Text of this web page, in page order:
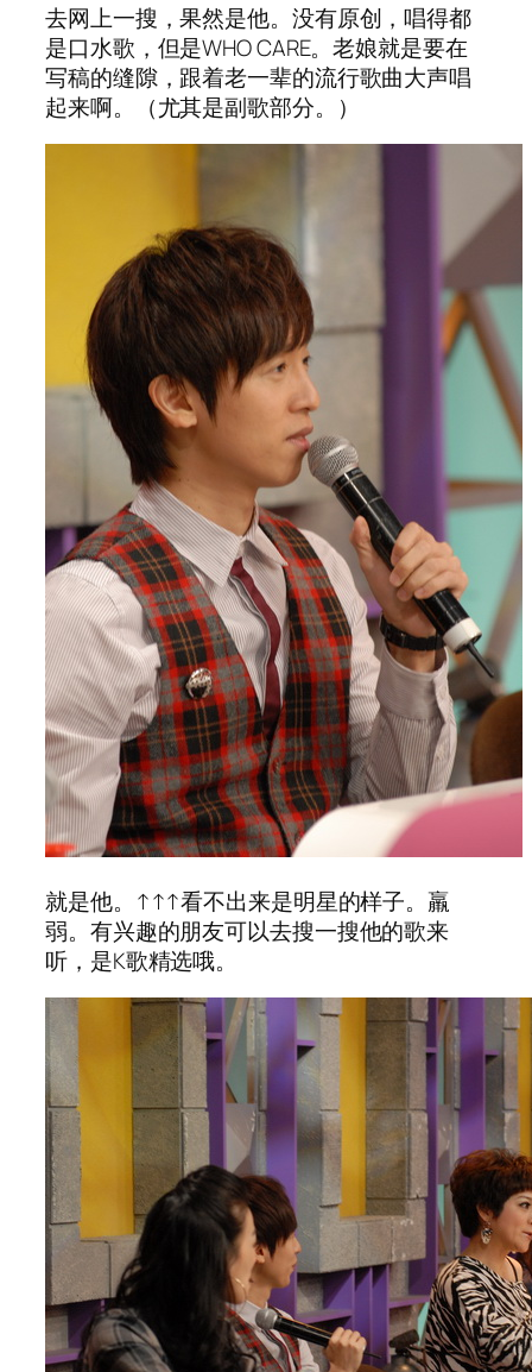
去网上一搜，果然是他。没有原创，唱得都
是口水歌，但是WHO CARE。老娘就是要在
写稿的缝隙，跟着老一辈的流行歌曲大声唱
起来啊。（尤其是副歌部分。）
就是他。↑↑↑看不出来是明星的样子。羸
弱。有兴趣的朋友可以去搜一搜他的歌来
听，是K歌精选哦。